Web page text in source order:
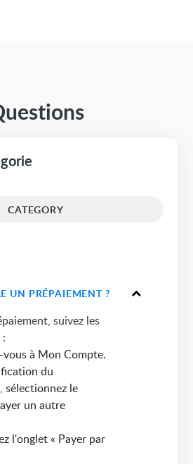
CATEGORY
UN PRÉPAIEMENT ?
suivez les
à Mon Compte.
du
sélectionnez le
un autre
l'onglet « Payer par